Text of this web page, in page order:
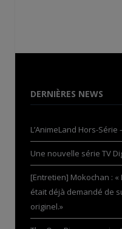
DERNIÈRES NEWS
L’AnimeLand Hors-
Une nouvelle série TV
[Entretien] Mokochan :
était déjà demandé de
originel.»